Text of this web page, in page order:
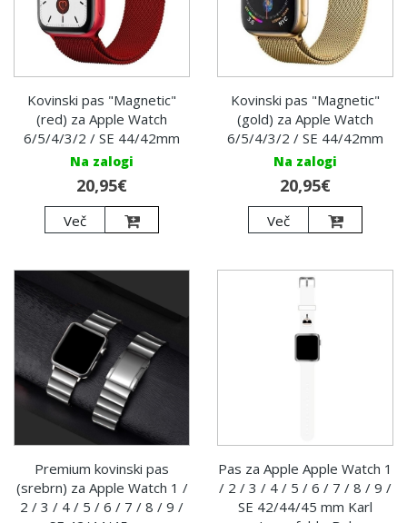
Kovinski pas "Magnetic"
(red) za Apple Watch
6/5/4/3/2 / SE 44/42mm
Na zalogi
20,95€
Več
Kovinski pas "Magnetic"
(gold) za Apple Watch
6/5/4/3/2 / SE 44/42mm
Na zalogi
20,95€
Več
Premium kovinski pas
(srebrn) za Apple Watch 1 /
2 / 3 / 4 / 5 / 6 / 7 / 8 / 9 /
Pas za Apple Apple Watch 1
/ 2 / 3 / 4 / 5 / 6 / 7 / 8 / 9 /
SE 42/44/45 mm Karl